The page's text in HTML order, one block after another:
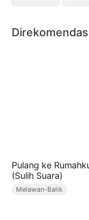
Pulang ke
(Sulih Suara)
Melawan-Balik